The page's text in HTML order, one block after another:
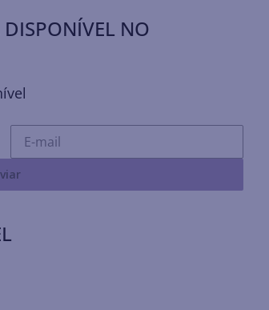
DISPONÍVEL NO